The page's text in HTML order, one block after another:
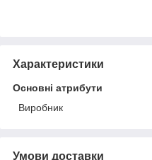
Характеристики
Основні атрибути
Виробник
Умови доставки